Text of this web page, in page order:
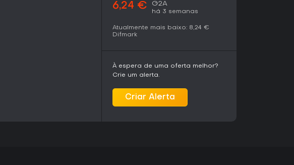
6,24 € G2A
há 3 semanas
Atualmente mais baixo: 8,24 €
Difmark
À espera de uma oferta melhor?
Crie um alerta.
Criar Alerta